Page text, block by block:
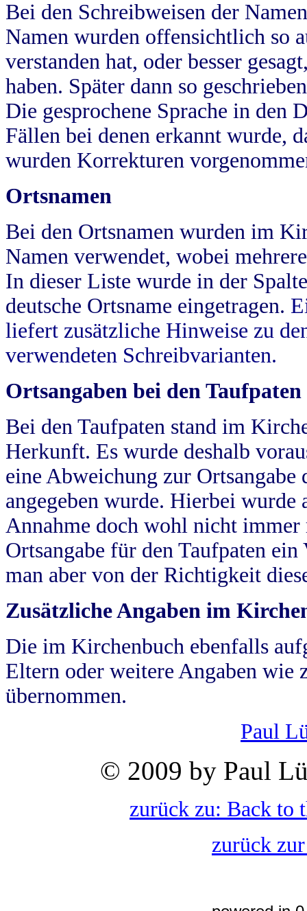
Bei den Schreibweisen der
Namen wurden offensichtlich so
verstanden hat, oder besser
haben. Später dann so
Die gesprochene Sprache in
Fällen bei denen erkannt wurde,
wurden Korrekturen
Ortsnamen
Bei den Ortsnamen wurden im
Namen verwendet, wobei
In dieser Liste wurde in der
deutsche Ortsname eingetragen.
liefert zusätzliche Hinweise zu
verwendeten Schreibvarianten.
Ortsangaben bei den Taufpaten
Bei den Taufpaten stand im
Herkunft. Es wurde deshalb
eine Abweichung zur
angegeben wurde. Hierbei wurde
Annahme doch wohl nicht
Ortsangabe für den Taufpaten
man aber von der Richtigkeit
Zusätzliche Angaben im
Die im Kirchenbuch ebenfalls
Eltern oder weitere Angaben wie
übernommen.
Paul
© 2009 by Paul
zurück zu: Back to
zurück